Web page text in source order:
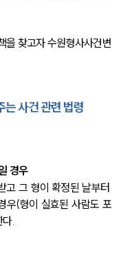
을 찾고자 수원형사사건변
사건 관련 법령
경우
고 그 형이 확정된 날부터
우(형이 실효된 사람도 포
.